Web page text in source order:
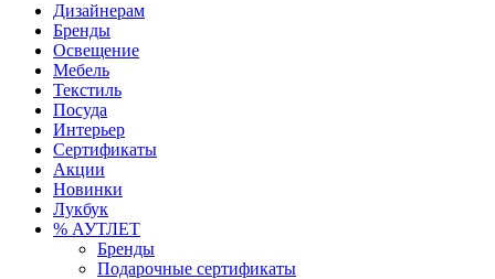
Дизайнерам
Бренды
Освещение
Мебель
Текстиль
Посуда
Интерьер
Сертификаты
Акции
Новинки
Лукбук
% АУТЛЕТ
Бренды
Подарочные сертификаты